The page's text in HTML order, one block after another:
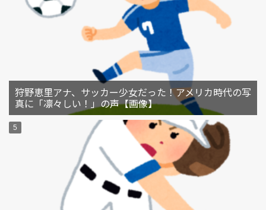
狩野恵里アナ、サッカー少女だった！アメリカ時代の写
真に「凛々しい！」の声【画像】